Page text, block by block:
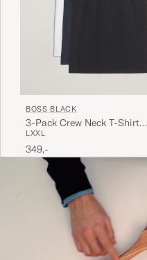
BOSS BLACK
3-Pack Crew Neck T-Shirt
White/Navy/Black
LXXL
349,-